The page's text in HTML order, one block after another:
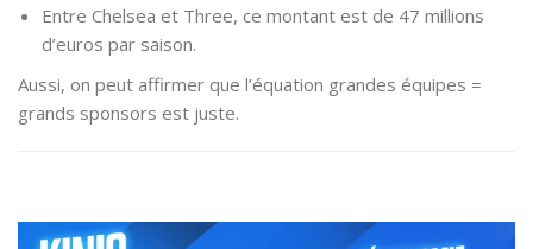
Entre Chelsea et Three, ce montant est de 47 millions
d’euros par saison.
Aussi, on peut affirmer que l’équation grandes équipes =
grands sponsors est juste.